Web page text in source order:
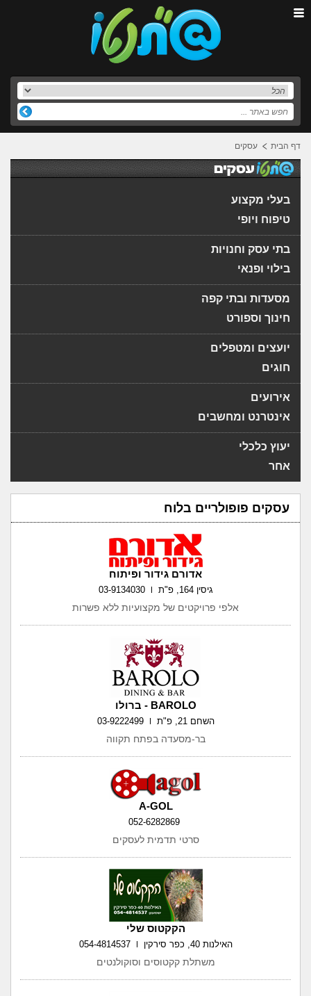
דף הבית עסקים
בעלי מקצוע
טיפוח ויופי
בתי עסק וחנויות
בילוי ופנאי
מסעדות ובתי קפה
חינוך וספורט
יועצים ומטפלים
חוגים
אירועים
אינטרנט ומחשבים
יעוץ כלכלי
אחר
עסקים פופולריים בלוח
אדורם גידור ופיתוח
גיסין 164, פ"ת 03-9134030
אלפי פרויקטים של מקצועיות ללא פשרות
BAROLO - ברולו
השחם 21, פ"ת 03-9222499
בר-מסעדה בפתח תקווה
A-GOL
052-6282869
סרטי תדמית לעסקים
הקקטוס שלי
האילנות 40, כפר סירקין 054-4814537
משתלת קקטוסים וסוקולנטים